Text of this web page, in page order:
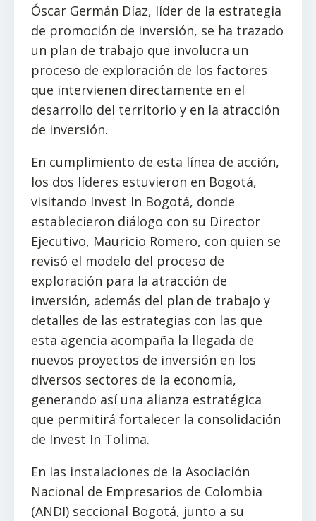
Óscar Germán Díaz, líder de la estrategia
de promoción de inversión, se ha trazado
un plan de trabajo que involucra un
proceso de exploración de los factores
que intervienen directamente en el
desarrollo del territorio y en la atracción
de inversión.
En cumplimiento de esta línea de acción,
los dos líderes estuvieron en Bogotá,
visitando Invest In Bogotá, donde
establecieron diálogo con su Director
Ejecutivo, Mauricio Romero, con quien se
revisó el modelo del proceso de
exploración para la atracción de
inversión, además del plan de trabajo y
detalles de las estrategias con las que
esta agencia acompaña la llegada de
nuevos proyectos de inversión en los
diversos sectores de la economía,
generando así una alianza estratégica
que permitirá fortalecer la consolidación
de Invest In Tolima.
En las instalaciones de la Asociación
Nacional de Empresarios de Colombia
(ANDI) seccional Bogotá, junto a su